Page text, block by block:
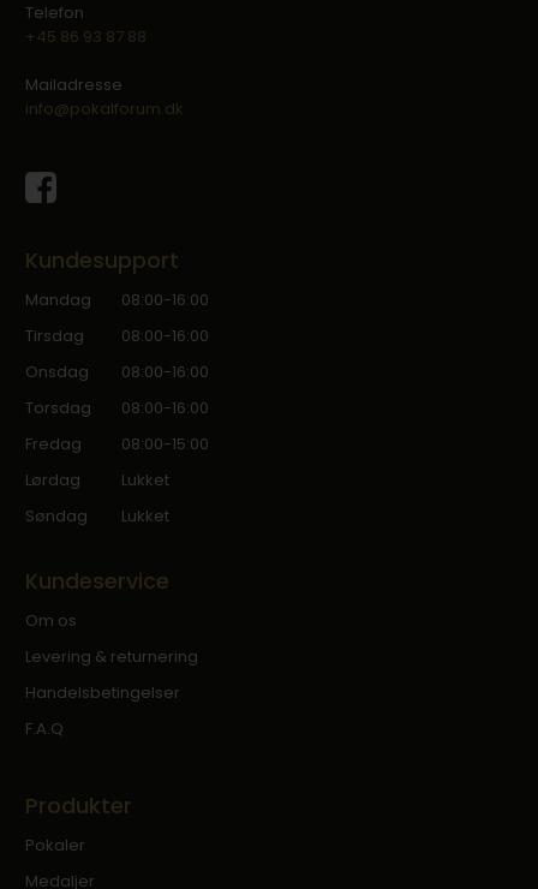
Telefon
+45 86 93 87 88
Mailadresse
info@pokalforum.dk
Kundesupport
Mandag
08:00-16:00
Tirsdag
08:00-16:00
Onsdag
08:00-16:00
Torsdag
08:00-16:00
Fredag
08:00-15:00
Lørdag
Lukket
Søndag
Lukket
Kundeservice
Om os
Levering & returnering
Handelsbetingelser
F.A.Q
Produkter
Pokaler
Medaljer